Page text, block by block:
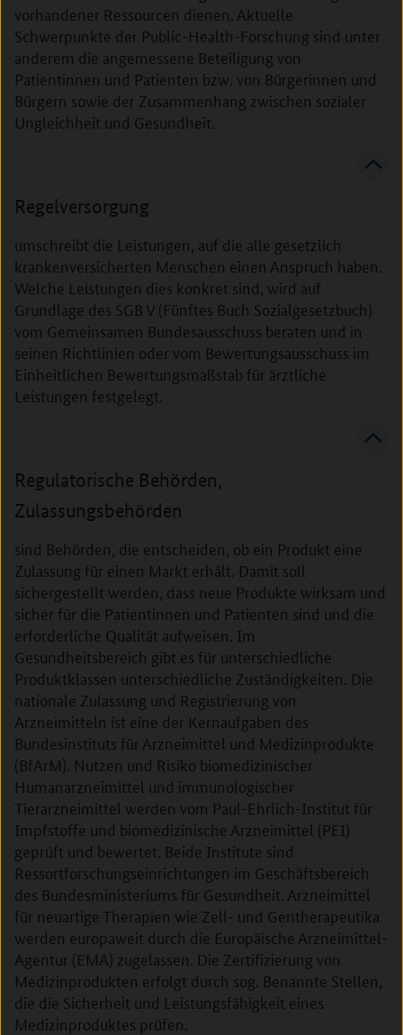
vorhandener Ressourcen dienen. Aktuelle
Schwerpunkte der Public-Health-Forschung sind unter
anderem die angemessene Beteiligung von
Patientinnen und Patienten bzw. von Bürgerinnen und
Bürgern sowie der Zusammenhang zwischen sozialer
Ungleichheit und Gesundheit.
Regelversorgung
umschreibt die Leistungen, auf die alle gesetzlich
krankenversicherten Menschen einen Anspruch haben.
Welche Leistungen dies konkret sind, wird auf
Grundlage des SGB V (Fünftes Buch Sozialgesetzbuch)
vom Gemeinsamen Bundesausschuss beraten und in
seinen Richtlinien oder vom Bewertungsausschuss im
Einheitlichen Bewertungsmaßstab für ärztliche
Leistungen festgelegt.
Regulatorische Behörden,
Zulassungsbehörden
sind Behörden, die entscheiden, ob ein Produkt eine
Zulassung für einen Markt erhält. Damit soll
sichergestellt werden, dass neue Produkte wirksam und
sicher für die Patientinnen und Patienten sind und die
erforderliche Qualität aufweisen. Im
Gesundheitsbereich gibt es für unterschiedliche
Produktklassen unterschiedliche Zuständigkeiten. Die
nationale Zulassung und Registrierung von
Arzneimitteln ist eine der Kernaufgaben des
Bundesinstituts für Arzneimittel und Medizinprodukte
(BfArM). Nutzen und Risiko biomedizinischer
Humanarzneimittel und immunologischer
Tierarzneimittel werden vom Paul-Ehrlich-Institut für
Impfstoffe und biomedizinische Arzneimittel (PEI)
geprüft und bewertet. Beide Institute sind
Ressortforschungseinrichtungen im Geschäftsbereich
des Bundesministeriums für Gesundheit. Arzneimittel
für neuartige Therapien wie Zell- und Gentherapeutika
werden europaweit durch die Europäische Arzneimittel-
Agentur (EMA) zugelassen. Die Zertifizierung von
Medizinprodukten erfolgt durch sog. Benannte Stellen,
die die Sicherheit und Leistungsfähigkeit eines
Medizinproduktes prüfen.